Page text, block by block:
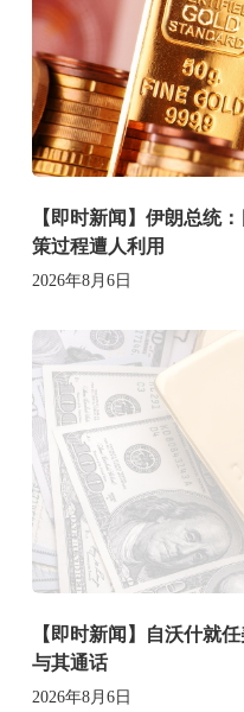
【即时新闻】伊朗总统
策过程遭人利用
2026年8月6日
【即时新闻】自沃什就
与其通话
2026年8月6日